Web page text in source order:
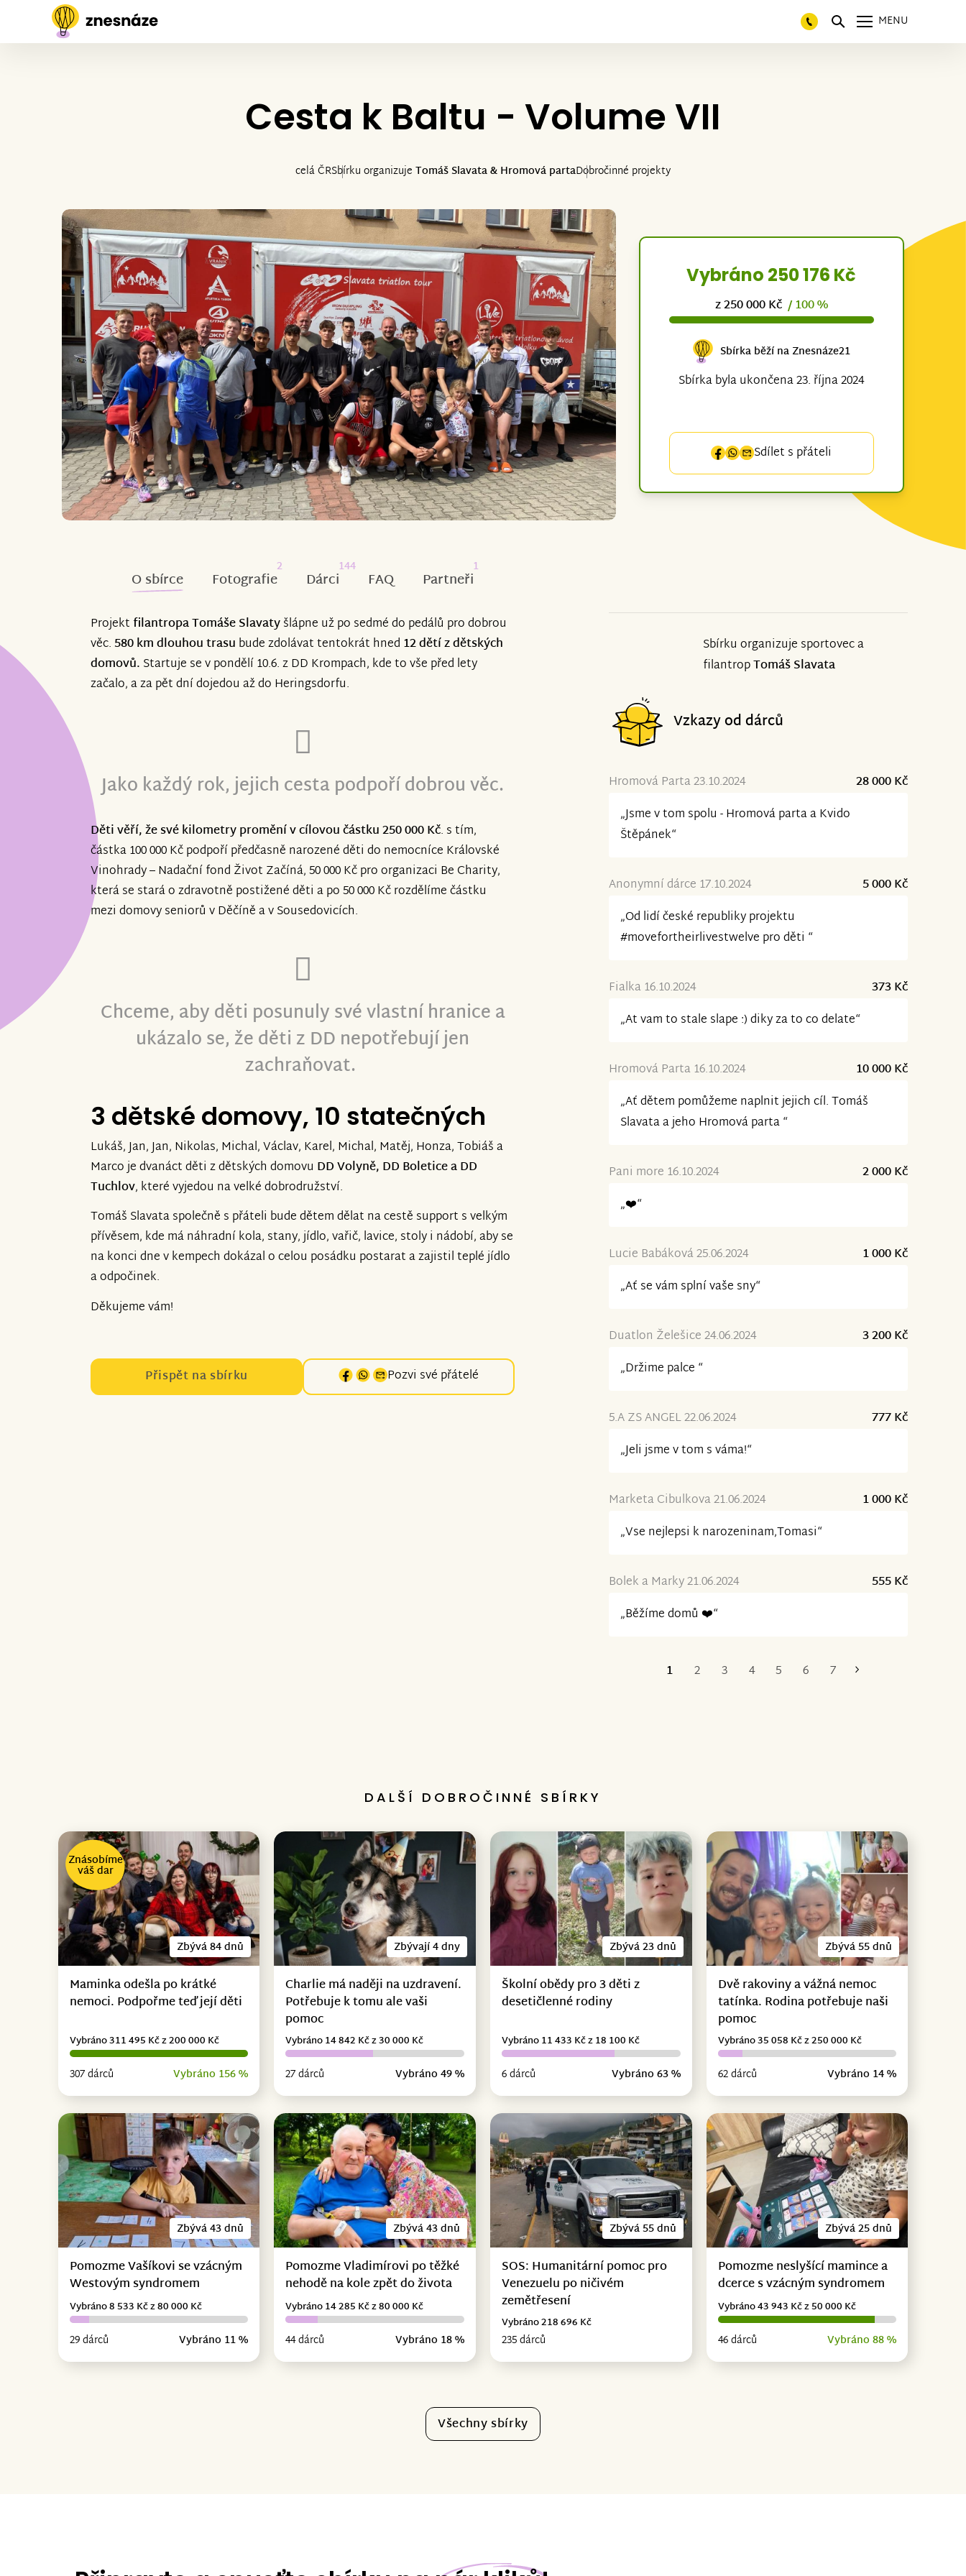
MENU
Cesta k Baltu - Volume VII
celá ČRSbírku organizuje Tomáš Slavata & Hromová partaDobročinné projekty
Vybráno 250 176 Kč
z 250 000 Kč / 100 %
Sbírka běží na Znesnáze21
Sbírka byla ukončena 23. října 2024
Sdílet s přáteli
O sbírce Fotografie
2
Dárci
144
FAQ Partneři
1
Projektfilantropa Tomáše Slavatyšlápne už po sedmé do pedálů pro dobrou
věc. 580 km dlouhou trasu bude zdolávat tentokrát hned 12 dětí z dětských
domovů. Startuje se v pondělí 10.6. z DD Krompach, kde to vše před lety
začalo, a za pět dní dojedou až do Heringsdorfu.
Jako každý rok, jejich cesta podpoří dobrou věc.
Děti věří, že své kilometry promění v cílovou částku 250 000 Kč. s tím,
částka 100 000 Kč podpoří předčasně narozené děti do nemocníce Královské
Vinohrady – Nadační fond Život Začíná, 50 000 Kč pro organizaci Be Charity,
která se stará o zdravotně postižené děti a po 50 000 Kč rozdělíme částku
mezi domovy seniorů v Děčíně a v Sousedovicích.
Chceme, aby děti posunuly své vlastní hranice a
ukázalo se, že děti z DD nepotřebují jen
zachraňovat.
3 dětské domovy, 10 statečných
Lukáš, Jan, Jan, Nikolas, Michal, Václav, Karel, Michal, Matěj, Honza, Tobiáš a
Marco je dvanáct děti z dětských domovu DD Volyně, DD Boletice a DD
Tuchlov, které vyjedou na velké dobrodružství.
Tomáš Slavata společně s přáteli bude dětem dělat na cestě support s velkým
přívěsem, kde má náhradní kola, stany, jídlo, vařič, lavice, stoly i nádobí, aby se
na konci dne v kempech dokázal o celou posádku postarat a zajistil teplé jídlo
a odpočinek.
Děkujeme vám!
Přispět na sbírku Pozvi své přátelé
Sbírku organizuje sportovec a
filantropTomáš Slavata
Vzkazy od dárců
Hromová Parta 23.10.2024
28 000 Kč
„Jsme v tom spolu - Hromová parta a Kvido
Štěpánek“
Anonymní dárce 17.10.2024
5 000 Kč
„Od lidí české republiky projektu
#movefortheirlivestwelve pro děti “
Fialka 16.10.2024
373 Kč
„At vam to stale slape :) diky za to co delate“
Hromová Parta 16.10.2024
10 000 Kč
„Ať dětem pomůžeme naplnit jejich cíl. Tomáš
Slavata a jeho Hromová parta “
Pani more 16.10.2024
2 000 Kč
„❤️“
Lucie Babáková 25.06.2024
1 000 Kč
„Ať se vám splní vaše sny“
Duatlon Želešice 24.06.2024
3 200 Kč
„Držime palce “
5.A ZS ANGEL 22.06.2024
777 Kč
„Jeli jsme v tom s váma!“
Marketa Cibulkova 21.06.2024
1 000 Kč
„Vse nejlepsi k narozeninam,Tomasi“
Bolek a Marky 21.06.2024
555 Kč
„Běžíme domů ❤️“
1 2 3 4 5 6 7
DALŠÍ DOBROČINNÉ SBÍRKY
Zbývá 84 dnů
Znásobíme
váš dar
Maminka odešla po krátké
nemoci. Podpořme teď její děti
307 dárců Vybráno 156 %
Vybráno 311 495 Kč z 200 000 Kč
Zbývají 4 dny
Charlie má naději na uzdravení.
Potřebuje k tomu ale vaši
pomoc
27 dárců Vybráno 49 %
Vybráno 14 842 Kč z 30 000 Kč
Zbývá 23 dnů
Školní obědy pro 3 děti z
desetičlenné rodiny
6 dárců Vybráno 63 %
Vybráno 11 433 Kč z 18 100 Kč
Zbývá 55 dnů
Dvě rakoviny a vážná nemoc
tatínka. Rodina potřebuje naši
pomoc
62 dárců Vybráno 14 %
Vybráno 35 058 Kč z 250 000 Kč
Zbývá 43 dnů
Pomozme Vašíkovi se vzácným
Westovým syndromem
29 dárců Vybráno 11 %
Vybráno 8 533 Kč z 80 000 Kč
Zbývá 43 dnů
Pomozme Vladimírovi po těžké
nehodě na kole zpět do života
44 dárců Vybráno 18 %
Vybráno 14 285 Kč z 80 000 Kč
Zbývá 55 dnů
SOS: Humanitární pomoc pro
Venezuelu po ničivém
zemětřesení
235 dárců
Vybráno 218 696 Kč
Zbývá 25 dnů
Pomozme neslyšící mamince a
dcerce s vzácným syndromem
46 dárců Vybráno 88 %
Vybráno 43 943 Kč z 50 000 Kč
Všechny sbírky